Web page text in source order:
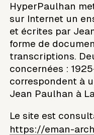
HyperPaulhan
sur Internet un
et écrites par
forme de
transcriptions.
concernées :
correspondent à
Jean Paulhan à
Le site est
https://eman-